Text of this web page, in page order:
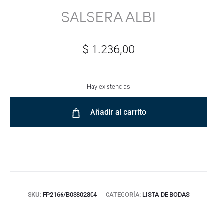
SALSERA ALBI
$ 1.236,00
Hay existencias
Añadir al carrito
SKU: FP2166/B03802804 CATEGORÍA: LISTA DE BODAS